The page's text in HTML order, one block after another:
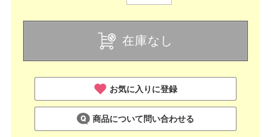
在庫なし
お気に入りに登録
商品について問い合わせる